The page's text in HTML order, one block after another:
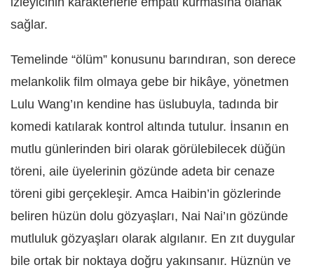
sağlar.
Temelinde “ölüm” konusunu barındıran, son derece
melankolik film olmaya gebe bir hikâye, yönetmen
Lulu Wang’ın kendine has üslubuyla, tadında bir
komedi katılarak kontrol altında tutulur. İnsanın en
mutlu günlerinden biri olarak görülebilecek düğün
töreni, aile üyelerinin gözünde adeta bir cenaze
töreni gibi gerçekleşir. Amca Haibin’in gözlerinde
beliren hüzün dolu gözyaşları, Nai Nai’ın gözünde
mutluluk gözyaşları olarak algılanır. En zıt duygular
bile ortak bir noktaya doğru yakınsanır. Hüznün ve